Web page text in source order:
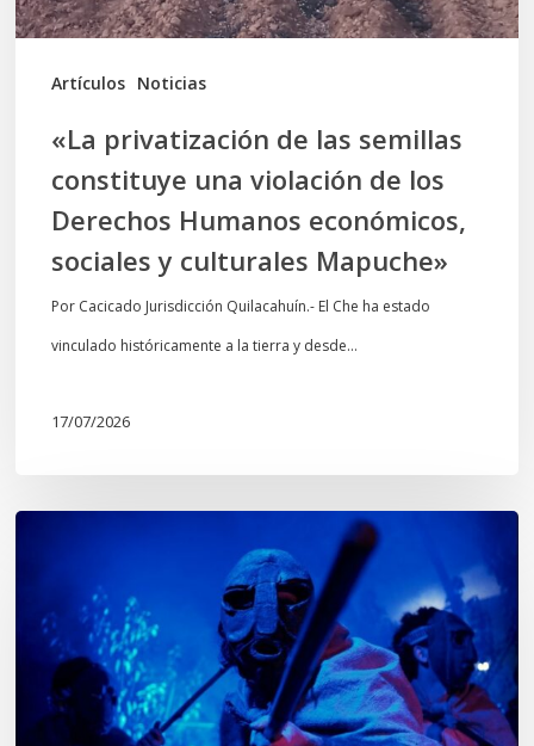
Artículos Noticias
de
Humanos
económicos,
sociales
culturales
Mapuche»
«La privatización de las semillas
constituye una violación de los
Derechos Humanos económicos,
sociales y culturales Mapuche»
Por Cacicado Jurisdicción Quilacahuín.- El Che ha estado
vinculado históricamente a la tierra y desde…
17/07/2026
tiempos
Wiñoy
Tripantü,